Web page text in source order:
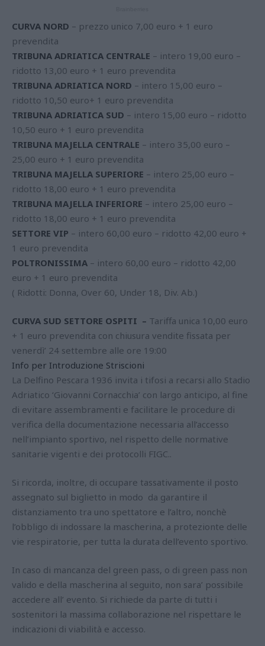
CURVA NORD – prezzo unico 7,00 euro + 1 euro
prevendita
TRIBUNA ADRIATICA CENTRALE – intero 19,00 euro –
ridotto 13,00 euro + 1 euro prevendita
TRIBUNA ADRIATICA NORD – intero 15,00 euro –
ridotto 10,50 euro+ 1 euro prevendita
TRIBUNA ADRIATICA SUD – intero 15,00 euro – ridotto
10,50 euro + 1 euro prevendita
TRIBUNA MAJELLA CENTRALE – intero 35,00 euro –
25,00 euro + 1 euro prevendita
TRIBUNA MAJELLA SUPERIORE – intero 25,00 euro –
ridotto 18,00 euro + 1 euro prevendita
TRIBUNA MAJELLA INFERIORE – intero 25,00 euro –
ridotto 18,00 euro + 1 euro prevendita
SETTORE VIP – intero 60,00 euro – ridotto 42,00 euro +
1 euro prevendita
POLTRONISSIMA – intero 60,00 euro – ridotto 42,00
euro + 1 euro prevendita
( Ridotti: Donna, Over 60, Under 18, Div. Ab.)
CURVA SUD SETTORE OSPITI – Tariffa unica 10,00 euro
+ 1 euro prevendita con chiusura vendite fissata per
venerdì’ 24 settembre alle ore 19:00
Info per Introduzione Striscioni
La Delfino Pescara 1936 invita i tifosi a recarsi allo Stadio
Adriatico ‘Giovanni Cornacchia’ con largo anticipo, al fine
di evitare assembramenti e facilitare le procedure di
verifica della documentazione necessaria all’accesso
nell’impianto sportivo, nel rispetto delle normative
sanitarie vigenti e dei protocolli FIGC..
Si ricorda, inoltre, di occupare tassativamente il posto
assegnato sul biglietto in modo da garantire il
distanziamento tra uno spettatore e l’altro, nonchè
l’obbligo di indossare la mascherina, a protezionte delle
vie respiratorie, per tutta la durata dell’evento sportivo.
In caso di mancanza del green pass, o di green pass non
valido e della mascherina al seguito, non sara’ possibile
accedere all’ evento. Si richiede da parte di tutti i
sostenitori la massima collaborazione nel rispettare le
indicazioni di viabilità e accesso.